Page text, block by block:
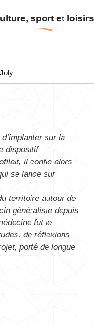
sport et loisirs
sur la
dispositif
il confie alors
se lance sur
territoire autour de
généraliste depuis
fut le
de réflexions
porté de longue